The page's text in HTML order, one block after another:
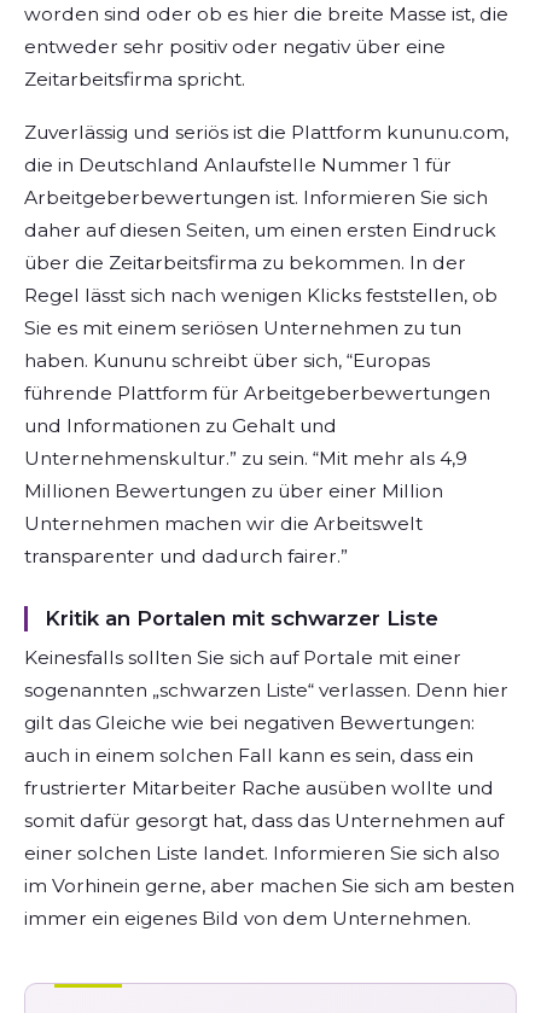
worden sind oder ob es hier die breite Masse ist, die
entweder sehr positiv oder negativ über eine
Zeitarbeitsfirma spricht.
Zuverlässig und seriös ist die Plattform kununu.com,
die in Deutschland Anlaufstelle Nummer 1 für
Arbeitgeberbewertungen ist. Informieren Sie sich
daher auf diesen Seiten, um einen ersten Eindruck
über die Zeitarbeitsfirma zu bekommen. In der
Regel lässt sich nach wenigen Klicks feststellen, ob
Sie es mit einem seriösen Unternehmen zu tun
haben. Kununu schreibt über sich, “Europas
führende Plattform für Arbeitgeberbewertungen
und Informationen zu Gehalt und
Unternehmenskultur.” zu sein. “Mit mehr als 4,9
Millionen Bewertungen zu über einer Million
Unternehmen machen wir die Arbeitswelt
transparenter und dadurch fairer.”
Kritik an Portalen mit schwarzer Liste
Keinesfalls sollten Sie sich auf Portale mit einer
sogenannten „schwarzen Liste“ verlassen. Denn hier
gilt das Gleiche wie bei negativen Bewertungen:
auch in einem solchen Fall kann es sein, dass ein
frustrierter Mitarbeiter Rache ausüben wollte und
somit dafür gesorgt hat, dass das Unternehmen auf
einer solchen Liste landet. Informieren Sie sich also
im Vorhinein gerne, aber machen Sie sich am besten
immer ein eigenes Bild von dem Unternehmen.